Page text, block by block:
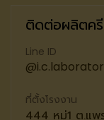
ติดต่อผลิตค
Line ID
ที่ตั้งโรงงาน
444 หมู่1 ต.แพ